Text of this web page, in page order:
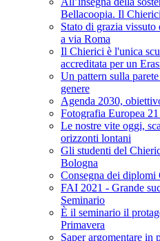
Bellacoopia. Il
Stato di grazia
a via Roma
Il Chierici è l'unica
accreditata per un
Un pattern sulla
genere
Agenda 2030,
Fotografia Europea
Le nostre vite oggi,
orizzonti lontani
Gli studenti del
Bologna
Consegna dei
FAI 2021 - Grande
Seminario
È il seminario il
Primavera
Saper argomentare in